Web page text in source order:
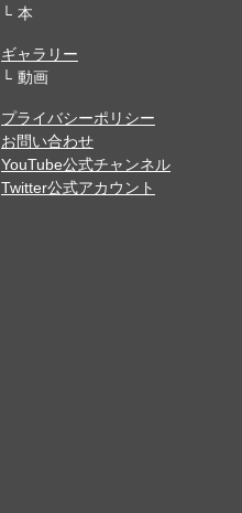
本
ギャラリー
動画
プライバシーポリシー
お問い合わせ
YouTube公式チャンネル
Twitter公式アカウント